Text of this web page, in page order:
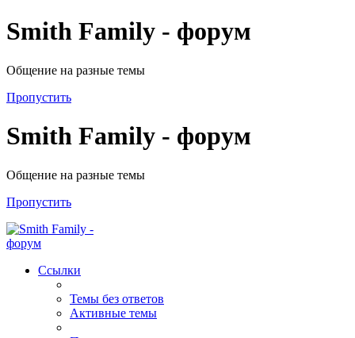
Smith Family - форум
Общение на разные темы
Пропустить
Smith Family - форум
Общение на разные темы
Пропустить
Ссылки
Темы без ответов
Активные темы